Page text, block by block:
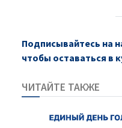
Подписывайтесь на
чтобы оставаться в
ЧИТАЙТЕ ТАКЖЕ